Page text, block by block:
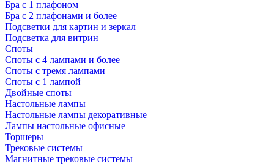
Бра с 1 плафоном
Бра с 2 плафонами и более
Подсветки для картин и зеркал
Подсветка для витрин
Споты
Споты с 4 лампами и более
Споты с тремя лампами
Споты с 1 лампой
Двойные споты
Настольные лампы
Настольные лампы декоративные
Лампы настольные офисные
Торшеры
Трековые системы
Магнитные трековые системы